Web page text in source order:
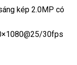
kép 2.0MP có
30fps